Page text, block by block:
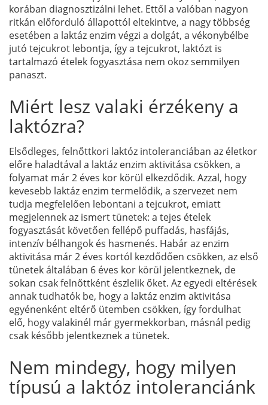
korában diagnosztizálni lehet. Ettől a valóban nagyon
ritkán előforduló állapottól eltekintve, a nagy többség
esetében a laktáz enzim végzi a dolgát, a vékonybélbe
jutó tejcukrot lebontja, így a tejcukrot, laktózt is
tartalmazó ételek fogyasztása nem okoz semmilyen
panaszt.
Miért lesz valaki érzékeny a
laktózra?
Elsődleges, felnőttkori laktóz intoleranciában az életkor
előre haladtával a laktáz enzim aktivitása csökken, a
folyamat már 2 éves kor körül elkezdődik. Azzal, hogy
kevesebb laktáz enzim termelődik, a szervezet nem
tudja megfelelően lebontani a tejcukrot, emiatt
megjelennek az ismert tünetek: a tejes ételek
fogyasztását követően fellépő puffadás, hasfájás,
intenzív bélhangok és hasmenés. Habár az enzim
aktivitása már 2 éves kortól kezdődően csökken, az első
tünetek általában 6 éves kor körül jelentkeznek, de
sokan csak felnőttként észlelik őket. Az egyedi eltérések
annak tudhatók be, hogy a laktáz enzim aktivitása
egyénenként eltérő ütemben csökken, így fordulhat
elő, hogy valakinél már gyermekkorban, másnál pedig
csak később jelentkeznek a tünetek.
Nem mindegy, hogy milyen
típusú a laktóz intoleranciánk